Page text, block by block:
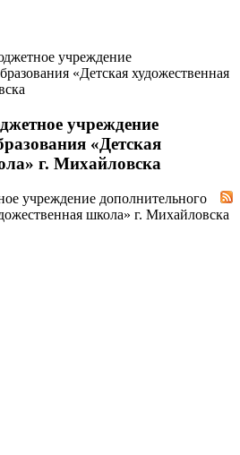
учреждение
«Детская художественная
учреждение
«Детская
г. Михайловска
учреждение дополнительного
школа» г. Михайловска